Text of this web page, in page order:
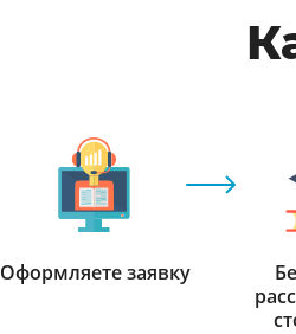
Оформляете заявку